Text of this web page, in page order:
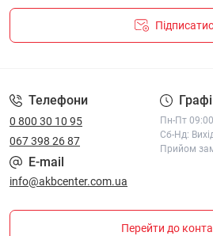
Телефони
0 800 30 10 95
067 398 26 87
Пн-Пт
Сб-Нд:
Прийом
E-mail
info@akbcenter.com.ua
Перейти до